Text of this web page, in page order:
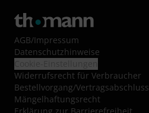
AGB/Impressum
Datenschutzhinweise
Widerrufsrecht für Verbraucher
Bestellvorgang/Vertragsabschluss
Mängelhaftungsrecht